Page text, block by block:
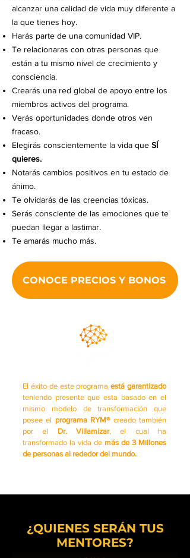
alcanzar una calidad de vida muy diferente a
la que tienes hoy.
Harás parte de una comunidad VIP.
Te relacionaras con otras personas que
están a tu mismo nivel de crecimiento y
consciencia.
Crearás una red global de apoyo entre los
miembros activos del programa.
Verás oportunidades donde otros ven
fracaso.
Elegirás conscientemente la vida que SÍ
quieres.
Notarás cambios positivos en tu estado de
ánimo.
Te olvidarás de las creencias tóxicas.
Serás consciente de las emociones que te
puedan llegar a lastimar.
Te amarás mucho más.
CONOCE PRECIOS Y BONOS
El éxito de este programaestágarantizado
teniendo presenteque esta basado en el
mismo modelo detransformación que
posee el programa RYM®creado también
por el Dr. Villamizar, el cual ha
transformado la vida de más de 3 Millones
de personas al rededor del mundo.
¿QUIENES SERÁN TUS
MENTORES?